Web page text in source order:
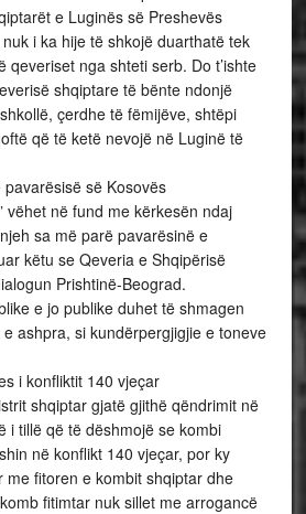
e Luginës së Preshevës
i ka hije të shkojë duarthatë tek
qeveriset nga shteti serb. Do t’ishte
shqiptare të bënte ndonjë
çerdhe të fëmijëve, shtëpi
që të ketë nevojë në Luginë të
së Kosovës
vëhet në fund me kërkesën ndaj
sa më parë pavarësinë e
këtu se Qeveria e Shqipërisë
Prishtinë-Beograd.
e jo publike duhet të shmagen
ashpra, si kundërpergjigjie e toneve
i konfliktit 140 vjeçar
shqiptar gjatë gjithë qëndrimit në
i tillë që të dëshmojë se kombi
në konflikt 140 vjeçar, por ky
me fitoren e kombit shqiptar dhe
fitimtar nuk sillet me arrogancë